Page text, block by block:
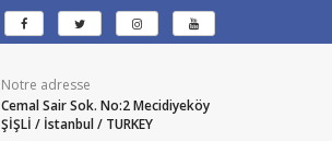
Notre adresse
Cemal Sair Sok. No:2 Mecidiyeköy
ŞİŞLİ / İstanbul / TURKEY